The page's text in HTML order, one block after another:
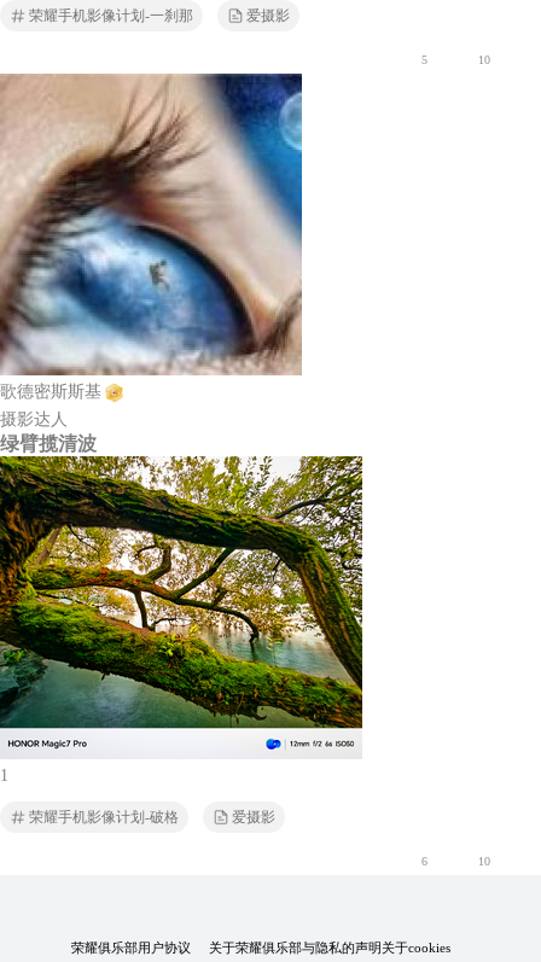
荣耀手机影像计划-一刹那 爱摄影
5 10
歌德密斯斯基
摄影达人
绿臂揽清波
1
荣耀手机影像计划-破格 爱摄影
6 10
荣耀俱乐部用户协议 关于荣耀俱乐部与隐私的声明关于cookies